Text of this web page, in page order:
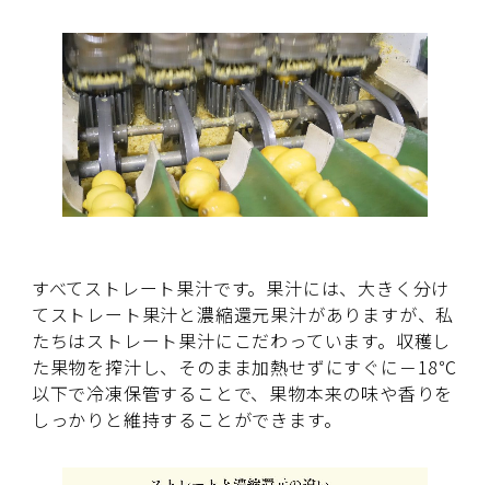
すべてストレート果汁です。果汁には、大きく分け
てストレート果汁と濃縮還元果汁がありますが、私
たちはストレート果汁にこだわっています。収穫し
た果物を搾汁し、そのまま加熱せずにすぐに－18℃
以下で冷凍保管することで、果物本来の味や香りを
しっかりと維持することができます。